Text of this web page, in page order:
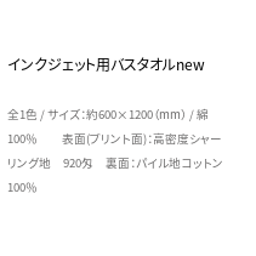
インクジェット用バスタオルnew
全1色 / サイズ：約600×1200（mm） / 綿
100％ 表面(プリント面)：高密度シャー
リング地 920匁 裏面：パイル地コットン
100％